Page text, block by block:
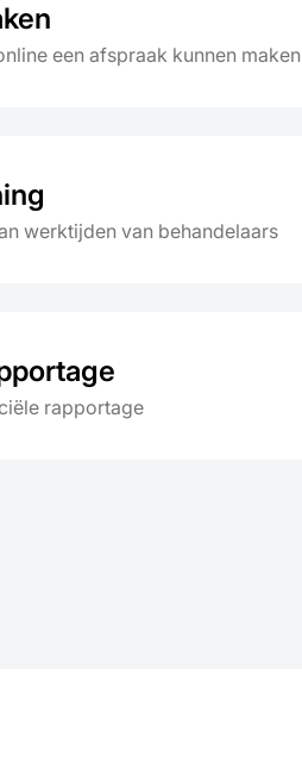
een afspraak kunnen maken
werktijden van behandelaars
rapportage